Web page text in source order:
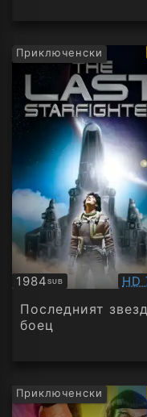
Приключенски
1984SUB
Субтитри HD
Последният
боец
Приключенски